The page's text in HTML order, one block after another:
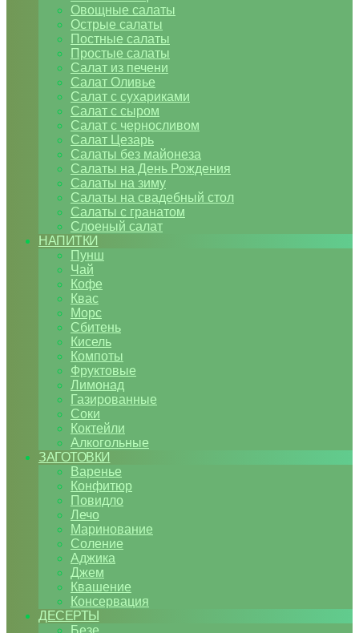
Овощные салаты
Острые салаты
Постные салаты
Простые салаты
Салат из печени
Салат Оливье
Салат с сухариками
Салат с сыром
Салат с черносливом
Салат Цезарь
Салаты без майонеза
Салаты на День Рождения
Салаты на зиму
Салаты на свадебный стол
Салаты с гранатом
Слоеный салат
НАПИТКИ
Пунш
Чай
Кофе
Квас
Морс
Сбитень
Кисель
Компоты
Фруктовые
Лимонад
Газированные
Соки
Коктейли
Алкогольные
ЗАГОТОВКИ
Варенье
Конфитюр
Повидло
Лечо
Маринование
Соление
Аджика
Джем
Квашение
Консервация
ДЕСЕРТЫ
Безе